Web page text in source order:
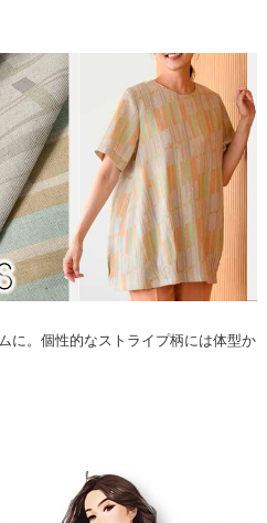
に。個性的なストライプ柄には体型か